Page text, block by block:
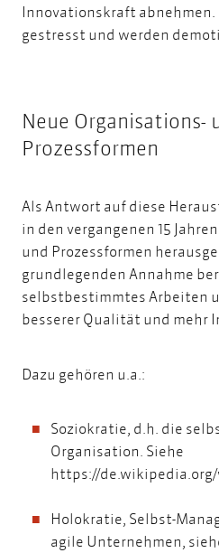
Innovationskraft
gestresst und werden
Neue Organisations-
Prozessformen
Als Antwort auf diese
in den vergangenen 15
und Prozessformen
grundlegenden Annahme
selbstbestimmtes Arbeiten
besserer Qualität und mehr
Dazu gehören u.a.:
Soziokratie, d.h. die
Organisation. Siehe
https://
Holokratie, Selbst-
agile Unternehmen,